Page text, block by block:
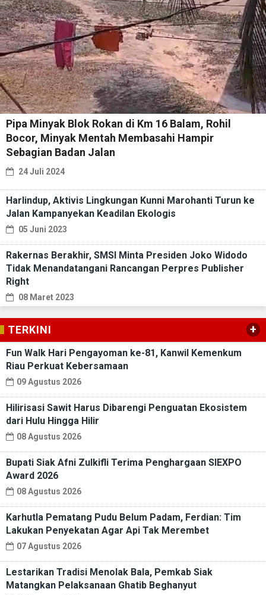
Pipa Minyak Blok Rokan di Km 16 Balam, Rohil
Bocor, Minyak Mentah Membasahi Hampir
Sebagian Badan Jalan
24 Juli 2024
Harlindup, Aktivis Lingkungan Kunni Marohanti Turun ke
Jalan Kampanyekan Keadilan Ekologis
05 Juni 2023
Rakernas Berakhir, SMSI Minta Presiden Joko Widodo
Tidak Menandatangani Rancangan Perpres Publisher
Right
08 Maret 2023
TERKINI +
Fun Walk Hari Pengayoman ke-81, Kanwil Kemenkum
Riau Perkuat Kebersamaan
09 Agustus 2026
Hilirisasi Sawit Harus Dibarengi Penguatan Ekosistem
dari Hulu Hingga Hilir
08 Agustus 2026
Bupati Siak Afni Zulkifli Terima Penghargaan SIEXPO
Award 2026
08 Agustus 2026
Karhutla Pematang Pudu Belum Padam, Ferdian: Tim
Lakukan Penyekatan Agar Api Tak Merembet
07 Agustus 2026
Lestarikan Tradisi Menolak Bala, Pemkab Siak
Matangkan Pelaksanaan Ghatib Beghanyut